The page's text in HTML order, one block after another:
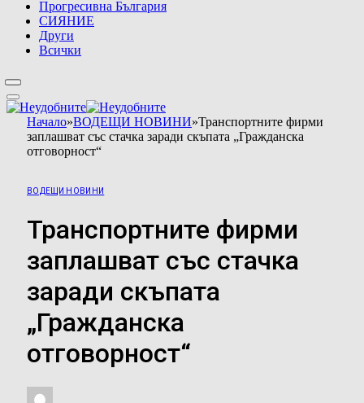
Прогресивна България
СИЯНИЕ
Други
Всички
Начало»ВОДЕЩИ НОВИНИ»Транспортните фирми
заплашват със стачка заради скъпата „Гражданска
отговорност“
ВОДЕЩИ НОВИНИ
Транспортните фирми
заплашват със стачка
заради скъпата
„Гражданска
отговорност“